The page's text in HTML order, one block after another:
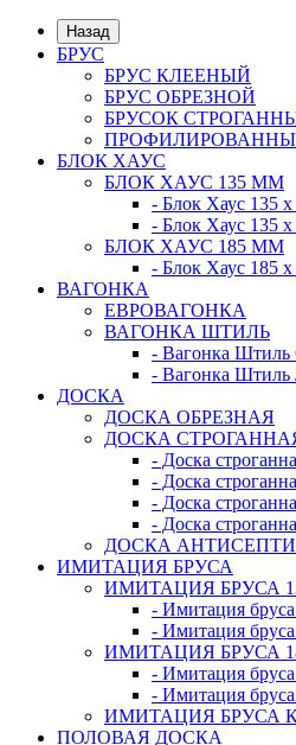
Назад
БРУС
БРУС КЛЕЕНЫЙ
БРУС ОБРЕЗНОЙ
БРУСОК
БЛОК ХАУС
БЛОК ХАУС 135 ММ
- Блок Хаус 135
- Блок Хаус 135
БЛОК ХАУС 185 ММ
- Блок Хаус 185
ВАГОНКА
ЕВРОВАГОНКА
ВАГОНКА ШТИЛЬ
- Вагонка Штиль
- Вагонка Штиль
ДОСКА
ДОСКА ОБРЕЗНАЯ
ДОСКА
- Доска
- Доска
- Доска
- Доска
ДОСКА
ИМИТАЦИЯ БРУСА
ИМИТАЦИЯ БРУСА
- Имитация
- Имитация
ИМИТАЦИЯ БРУСА
- Имитация
- Имитация
ИМИТАЦИЯ БРУСА
ПОЛОВАЯ ДОСКА